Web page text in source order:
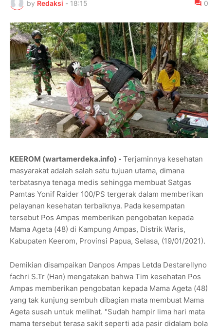
by Redaksi - 18:15 0
KEEROM (wartamerdeka.info) - Terjaminnya kesehatan
masyarakat adalah salah satu tujuan utama, dimana
terbatasnya tenaga medis sehingga membuat Satgas
Pamtas Yonif Raider 100/PS tergerak dalam memberikan
pelayanan kesehatan terbaiknya. Pada kesempatan
tersebut Pos Ampas memberikan pengobatan kepada
Mama Ageta (48) di Kampung Ampas, Distrik Waris,
Kabupaten Keerom, Provinsi Papua, Selasa, (19/01/2021).
Demikian disampaikan Danpos Ampas Letda Destarellyno
fachri S.Tr (Han) mengatakan bahwa Tim kesehatan Pos
Ampas memberikan pengobatan kepada Mama Ageta (48)
yang tak kunjung sembuh dibagian mata membuat Mama
Ageta susah untuk melihat. "Sudah hampir lima hari mata
mama tersebut terasa sakit seperti ada pasir didalam bola